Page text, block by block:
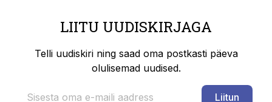
LIITU UUDISKIRJAGA
Telli uudiskiri ning saad oma postkasti päeva
olulisemad uudised.
Liitun